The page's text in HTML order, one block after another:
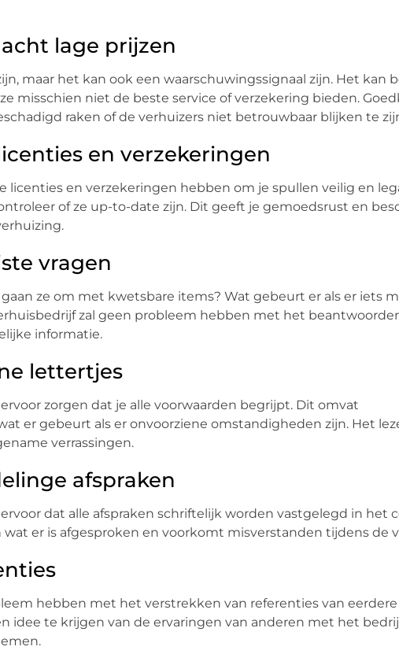
lage prijzen
maar het kan ook een waarschuwingssignaal zijn. Het kan
misschien niet de beste service of verzekering bieden.
raken of de verhuizers niet betrouwbaar blijken te
en verzekeringen
en verzekeringen hebben om je spullen veilig en
of ze up-to-date zijn. Dit geeft je gemoedsrust en
vragen
ze om met kwetsbare items? Wat gebeurt er als er iets
zal geen probleem hebben met het
informatie.
lettertjes
zorgen dat je alle voorwaarden begrijpt. Dit omvat
er gebeurt als er onvoorziene omstandigheden zijn. Het
verrassingen.
afspraken
dat alle afspraken schriftelijk worden vastgelegd in het
er is afgesproken en voorkomt misverstanden tijdens de
hebben met het verstrekken van referenties van
idee te krijgen van de ervaringen van anderen met het